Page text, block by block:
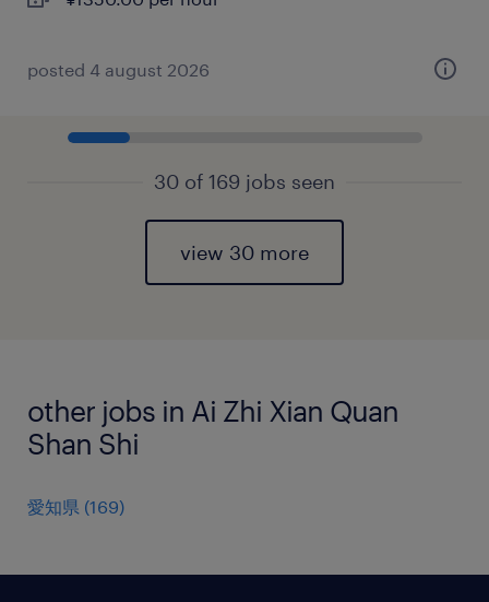
posted 4 august 2026
30 of 169 jobs seen
view 30 more
other jobs in Ai Zhi Xian Quan
Shan Shi
愛知県 (169)